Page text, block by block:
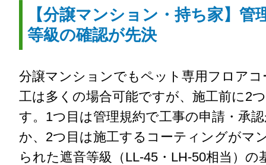
【分譲マンション・持ち家】管
等級の確認が先決
分譲マンションでもペット専用フロア
工は多くの場合可能ですが、施工前に2
す。1つ目は管理規約で工事の申請・承
か、2つ目は施工するコーティングがマ
られた遮音等級（LL-45・LH-50相当）の